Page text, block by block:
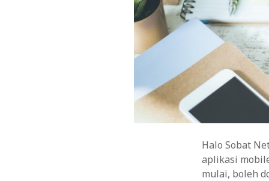
Halo Sobat
aplikasi
mulai, boleh